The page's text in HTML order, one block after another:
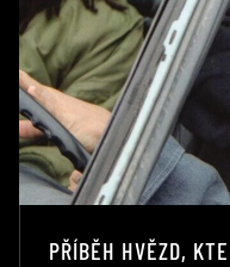
PŘÍBĚH HVĚZD,